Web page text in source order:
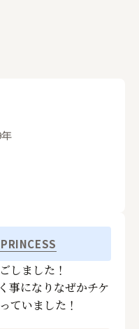
しました！
事になりなぜかチケ
ていました！